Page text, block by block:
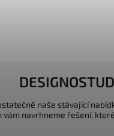
naše stávající
vám navrhneme řešení,